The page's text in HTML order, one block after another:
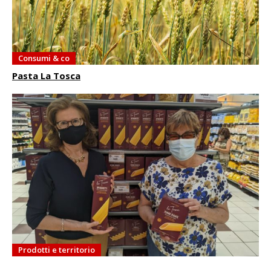
Consumi & co
Pasta La Tosca
Prodotti e territorio